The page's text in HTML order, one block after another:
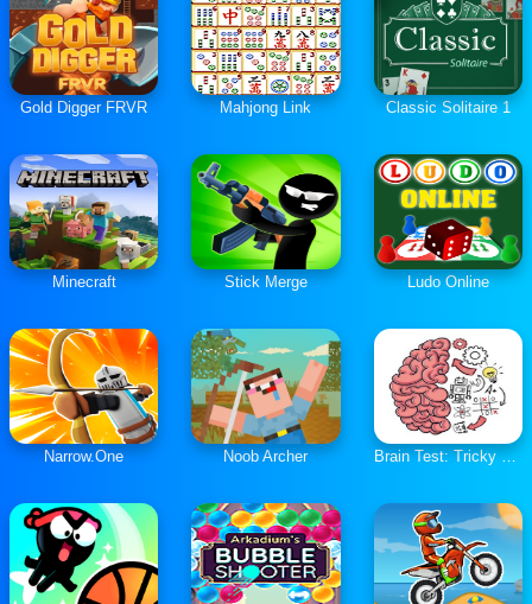
Gold Digger FRVR Mahjong Link Classic Solitaire 1
Minecraft Stick Merge Ludo Online
Narrow.One Noob Archer Brain Test: Tricky Puzzles